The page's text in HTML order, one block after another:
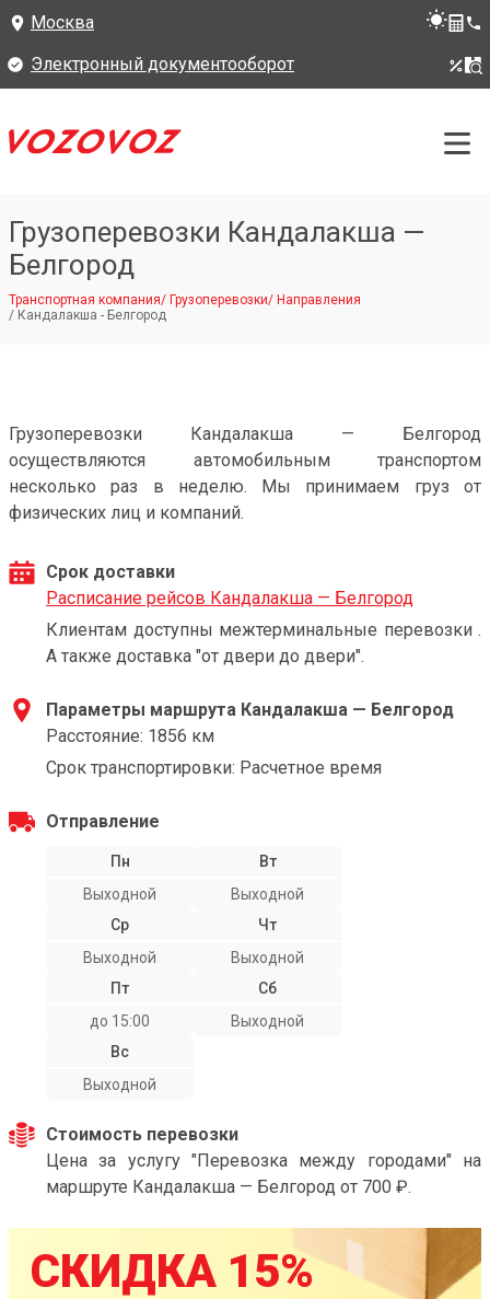
Москва
Электронный документооборот
Грузоперевозки Кандалакша —
Белгород
Транспортная компания/ Грузоперевозки/ Направления
/ Кандалакша - Белгород
Грузоперевозки Кандалакша — Белгород
осуществляются автомобильным транспортом
несколько раз в неделю. Мы принимаем груз от
физических лиц и компаний.
Срок доставки
Расписание рейсов Кандалакша — Белгород
Клиентам доступны межтерминальные перевозки .
А также доставка "от двери до двери".
Параметры маршрута Кандалакша — Белгород
Расстояние: 1856 км
Срок транспортировки: Расчетное время
Отправление
Пн
Выходной
Вт
Выходной
Ср
Выходной
Чт
Выходной
Пт
до 15:00
Сб
Выходной
Вс
Выходной
Стоимость перевозки
Цена за услугу "Перевозка между городами" на
маршруте Кандалакша — Белгород от 700 ₽.
СКИДКА 15%